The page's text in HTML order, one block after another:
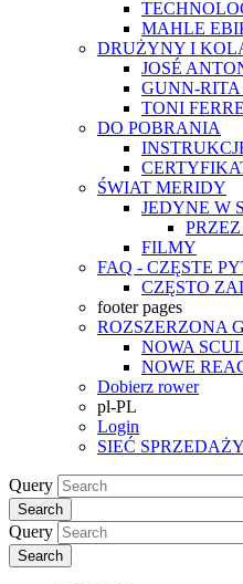
MAHLE
DRUŻYNY I
JOSÉ
GUNN-
TONI
DO POBRANIA
ŚWIAT MERIDY
JEDYNE W
FILMY
FAQ - CZĘSTE
CZĘSTO
footer pages
ROZSZERZONA
NOWA
NOWE
Dobierz rower
pl-PL
Login
SIEĆ SPRZEDAŻY
Query
Search
Query
Search